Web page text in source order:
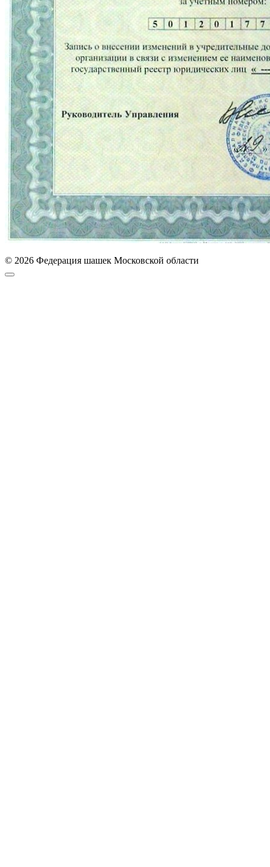
© 2026 Федерация шашек Московской области